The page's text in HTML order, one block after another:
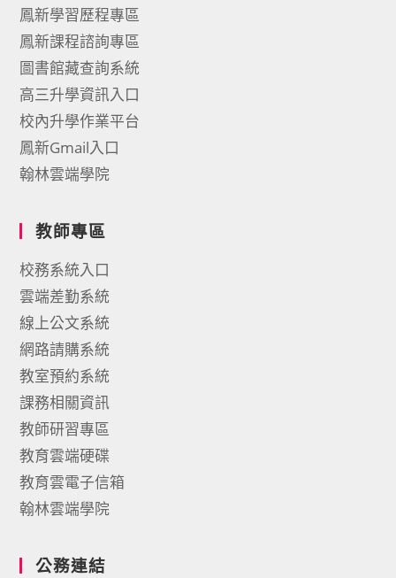
鳳新學習歷程專區
鳳新課程諮詢專區
圖書館藏查詢系統
高三升學資訊入口
校內升學作業平台
鳳新Gmail入口
翰林雲端學院
教師專區
校務系統入口
雲端差勤系統
線上公文系統
網路請購系統
教室預約系統
課務相關資訊
教師研習專區
教育雲端硬碟
教育雲電子信箱
翰林雲端學院
公務連結